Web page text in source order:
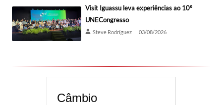
Visit Iguassu leva experiências ao 10º
UNECongresso
Steve Rodríguez 03/08/2026
Câmbio